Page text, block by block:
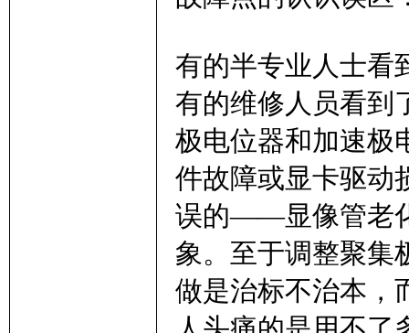
有的半专业人士看
有的维修人员看到
极电位器和加速极
件故障或显卡驱动
误的——显像管老
象。至于调整聚集
做是治标不治本，